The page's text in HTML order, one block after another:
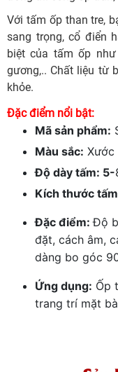
Với tấm ốp than tre,
sang trọng, cổ điển
biệt của tấm ốp
gương,.. Chất liệu từ
khỏe.
Đặc điểm nổi bật:
Mã sản phẩm:
Màu sắc: Xước
Độ dày tấm: 5-
Kích thước
Đặc điểm:Độ
đặt, cách âm,
dàng bo góc
Ứng dụng: Ốp
trang trí mặt